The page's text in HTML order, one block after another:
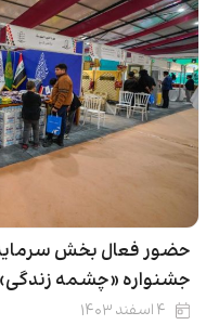
حضور فعال بخش
جشنواره «چشمه
۴ اسفند ۱۴۰۳